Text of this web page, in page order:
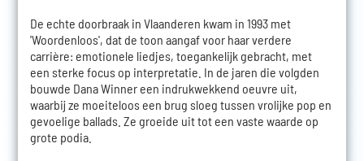
De echte doorbraak in Vlaanderen kwam in 1993 met
'Woordenloos', dat de toon aangaf voor haar verdere
carrière: emotionele liedjes, toegankelijk gebracht, met
een sterke focus op interpretatie. In de jaren die volgden
bouwde Dana Winner een indrukwekkend oeuvre uit,
waarbij ze moeiteloos een brug sloeg tussen vrolijke pop en
gevoelige ballads. Ze groeide uit tot een vaste waarde op
grote podia.